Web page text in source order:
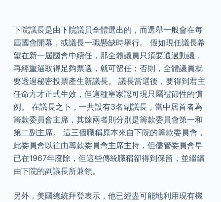
下院議長是由下院議員全體選出的，而選舉一般會在每
屆國會開幕，或議長一職懸缺時舉行。 假如現任議長希
望在新一屆國會中續任，那全體議員只須要通過動議，
再經重選取得足夠票選，就可留任；否則，全體議員就
要透過秘密投票產生新議長。 議長當選後，要得到君主
任命方才正式生效，但這種皇家認可現只屬禮節性的慣
例。 在議長之下，一共設有3名副議長，當中居首者為
籌款委員會主席，其餘兩者則分別是籌款委員會第一和
第二副主席。 這三個職稱原本來自下院的籌款委員會，
此委員會以往由籌款委員會主席主持，但儘管委員會早
已在1967年廢除，但這些傳統職稱卻得到保留，並繼續
由下院的副議長所兼領。
另外，美國總統拜登表示，他已經盡可能地利用現有機